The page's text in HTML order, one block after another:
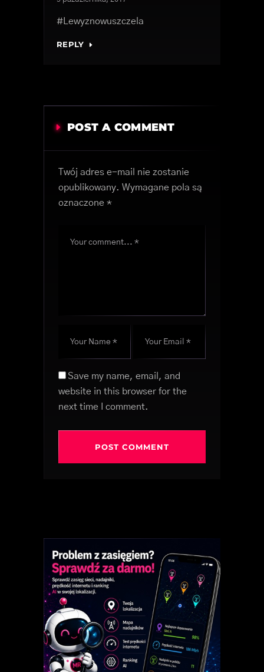
#Lewyznowuszczela
REPLY
POST A COMMENT
Twój adres e-mail nie zostanie
opublikowany. Wymagane pola są
oznaczone *
Save my name, email, and
website in this browser for the
next time I comment.